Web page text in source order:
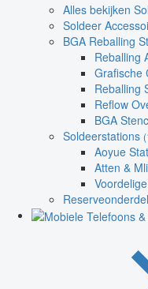
Alles bekijken
Soldeer
BGA Reballing
Reballing
Grafische
Reballing
Reflow
BGA
Soldeerstations
Aoyue
Atten &